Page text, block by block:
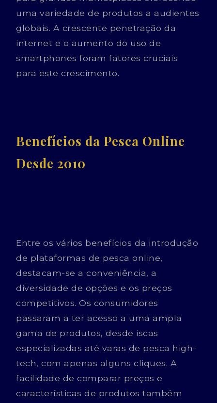
uma variedade de produtos a audientes
globais. A crescente penetração da
internet e o aumento do uso de
smartphones foram fatores cruciais
para este crescimento.
Benefícios da Pesca Online
Desde 2010
Entre os vários benefícios da introdução
de plataformas de pesca online,
destacam-se a conveniência, a
diversidade de opções e os preços
competitivos. Os consumidores
passaram a ter acesso a uma ampla
gama de produtos, desde iscas
especializadas até varas de pesca high-
tech, com apenas alguns cliques. A
facilidade de comparar preços e
características de produtos também